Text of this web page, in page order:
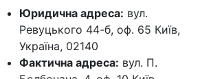
Юридична адреса: вул.
Ревуцького 44-б, оф. 65 Київ,
Україна, 02140
Фактична адреса: вул. П.